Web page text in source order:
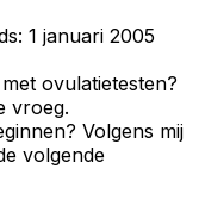
1 januari 2005
ovulatietesten?
vroeg.
Volgens mij
volgende